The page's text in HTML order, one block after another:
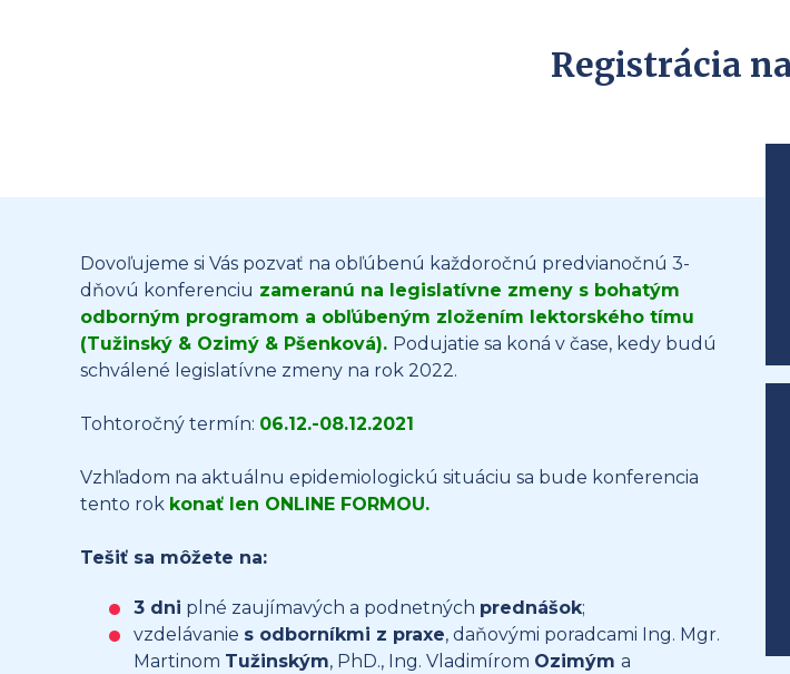
Registrácia
Dovoľujeme si Vás pozvať na obľúbenú každoročnú predvianočnú 3-
dňovú konferenciu zameranú na legislatívne zmeny s bohatým
odborným programom a obľúbeným zložením lektorského tímu
(Tužinský & Ozimý & Pšenková). Podujatie sa koná v čase, kedy budú
schválené legislatívne zmeny na rok 2022.
Tohtoročný termín: 06.12.-08.12.2021
Vzhľadom na aktuálnu epidemiologickú situáciu sa bude konferencia
tento rok konať len ONLINE FORMOU.
Tešiť sa môžete na:
3 dni plné zaujímavých a podnetných prednášok;
vzdelávanie s odborníkmi z praxe, daňovými poradcami Ing. Mgr.
Martinom Tužinským, PhD., Ing. Vladimírom Ozimým a